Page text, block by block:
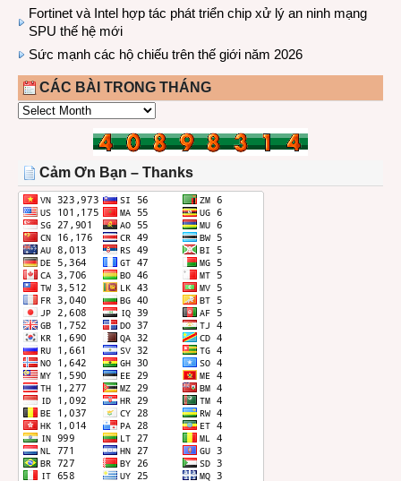
Fortinet và Intel hợp tác phát triển chip xử lý an ninh mạng
SPU thế hệ mới
Sức mạnh các hộ chiếu trên thế giới năm 2026
CÁC BÀI TRONG THÁNG
CÁC
THÁNG
Cảm Ơn Bạn – Thanks